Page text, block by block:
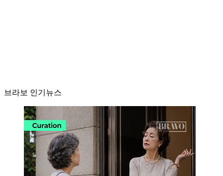
브라보 인기뉴스